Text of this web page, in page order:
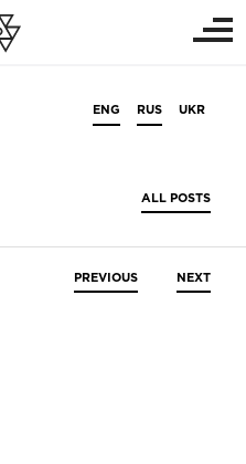
ENG RUS UKR
ALL POSTS
PREVIOUS NEXT